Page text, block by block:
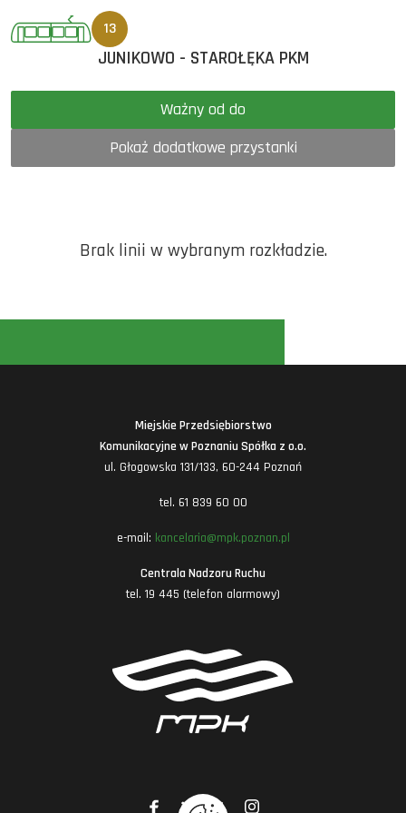
13
JUNIKOWO - STAROŁĘKA PKM
Ważny od do
Pokaż dodatkowe przystanki
Brak linii w wybranym rozkładzie.
Miejskie Przedsiębiorstwo
Komunikacyjne w Poznaniu Spółka z o.o.
ul. Głogowska 131/133, 60-244 Poznań
tel. 61 839 60 00
e-mail: kancelaria@mpk.poznan.pl
Centrala Nadzoru Ruchu
tel. 19 445 (telefon alarmowy)